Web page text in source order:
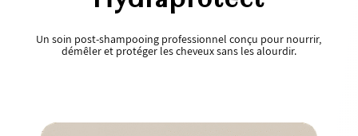
Un soin post-shampooing professionnel conçu pour nourrir,
démêler et protéger les cheveux sans les alourdir.